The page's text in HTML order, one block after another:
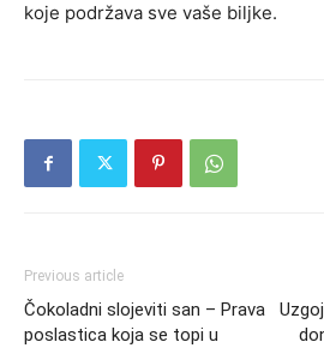
koje podržava sve vaše biljke.
Previous article
Čokoladni slojeviti san – Prava
poslastica koja se topi u